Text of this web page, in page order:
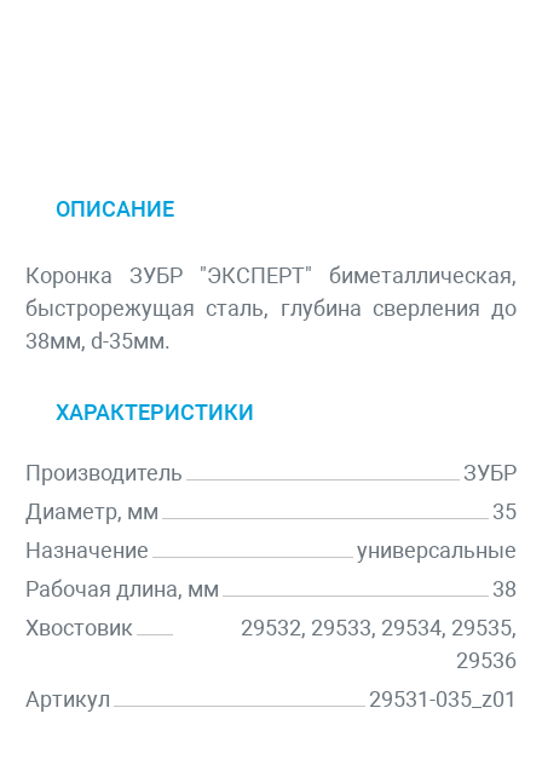
ОПИСАНИЕ
Коронка ЗУБР "ЭКСПЕРТ" биметаллическая,
быстрорежущая сталь, глубина сверления до
38мм, d-35мм.
ХАРАКТЕРИСТИКИ
Производитель
ЗУБР
Диаметр, мм
35
Назначение
универсальные
Рабочая длина, мм
38
Хвостовик
29532, 29533, 29534, 29535,
29536
Артикул
29531-035_z01